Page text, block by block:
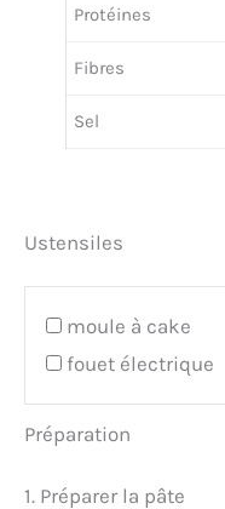
Protéines
Fibres
Sel
Ustensiles
moule à cake
fouet électrique
Préparation
1. Préparer la pâte